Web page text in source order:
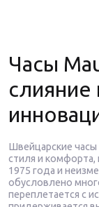
Часы
слияние
Швейцарские
стиля и комфорта,
1975 года и
обусловлено
переплетается с